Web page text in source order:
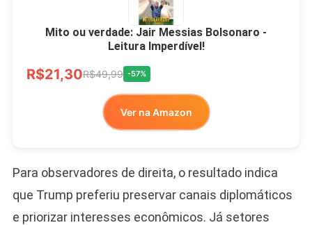
Mito ou verdade: Jair Messias Bolsonaro -
Leitura Imperdível!
R$21,30R$49,99 -57%
Ver na Amazon
Para observadores de direita, o resultado indica
que Trump preferiu preservar canais diplomáticos
e priorizar interesses econômicos. Já setores